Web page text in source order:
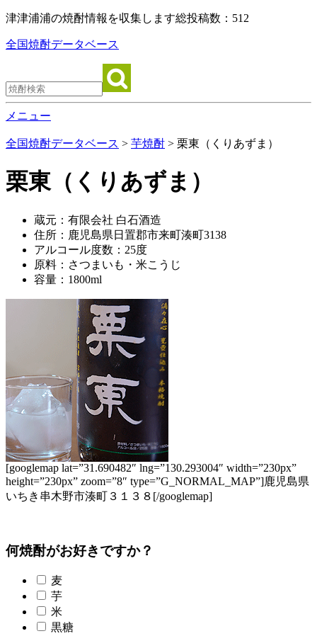
津津浦浦の焼酎情報を収集します総投稿数：512
全国焼酎データベース
メニュー
全国焼酎データベース > 芋焼酎 > 栗東（くりあずま）
栗東（くりあずま）
蔵元：有限会社 白石酒造
住所：鹿児島県日置郡市来町湊町3138
アルコール度数：25度
原料：さつまいも・米こうじ
容量：1800ml
[googlemap lat=”31.690482″ lng=”130.293004″ width=”230px”
height=”230px” zoom=”8″ type=”G_NORMAL_MAP”]鹿児島県
いちき串木野市湊町３１３８[/googlemap]
何焼酎がお好きですか？
麦
芋
米
黒糖